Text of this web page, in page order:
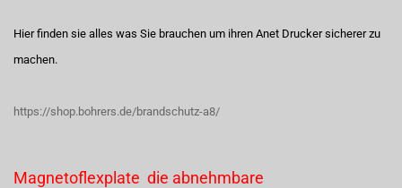
Hier finden sie alles was Sie brauchen um ihren Anet Drucker sicherer zu
machen.
https://shop.bohrers.de/brandschutz-a8/
Magnetoflexplate die abnehmbare